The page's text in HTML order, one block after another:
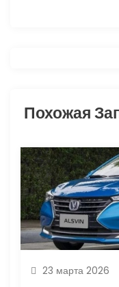
п
о
з
а
п
и
Похожая
23 марта 2026